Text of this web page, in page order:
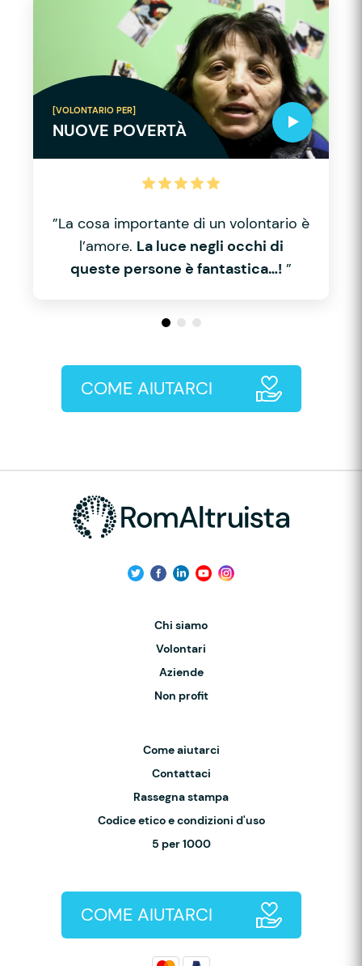
[VOLONTARIO PER]
NUOVE POVERTÀ
”La cosa importante di un volontario è
l’amore. La luce negli occhi di
queste persone è fantastica…! ”
COME AIUTARCI
Chi siamo
Volontari
Aziende
Non profit
Come aiutarci
Contattaci
Rassegna stampa
Codice etico e condizioni d'uso
5 per 1000
COME AIUTARCI